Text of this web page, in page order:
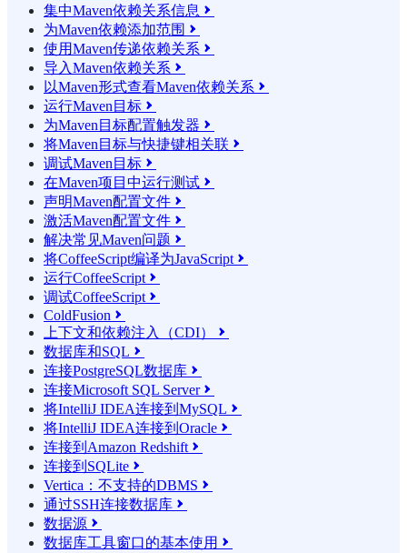
集中Maven依赖关系信息 
为Maven依赖添加范围 
使用Maven传递依赖关系 
导入Maven依赖关系 
以Maven形式查看Maven依赖关系 
运行Maven目标 
为Maven目标配置触发器 
将Maven目标与快捷键相关联 
调试Maven目标 
在Maven项目中运行测试 
声明Maven配置文件 
激活Maven配置文件 
解决常见Maven问题 
将CoffeeScript编译为JavaScript 
运行CoffeeScript 
调试CoffeeScript 
ColdFusion 
上下文和依赖注入（CDI） 
数据库和SQL 
连接PostgreSQL数据库 
连接Microsoft SQL Server
将IntelliJ IDEA连接到MySQL 
将IntelliJ IDEA连接到Oracle 
连接到Amazon Redshift 
连接到SQLite 
Vertica：不支持的DBMS 
通过SSH连接数据库 
数据源 
数据库工具窗口的基本使用 